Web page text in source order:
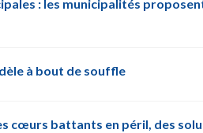
: les municipalités
à bout de souffle
cœurs battants en péril, des